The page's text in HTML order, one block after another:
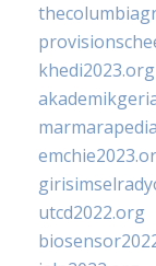
khedi2023.org
utcd2022.org